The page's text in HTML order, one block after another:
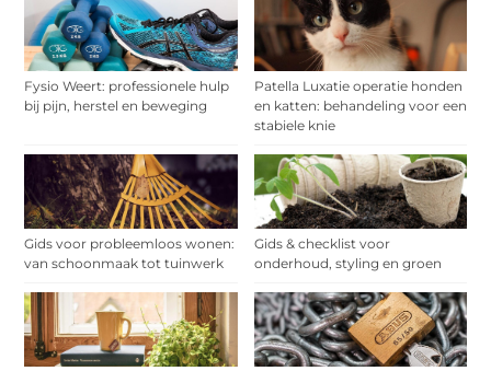
Fysio Weert: professionele hulp
bij pijn, herstel en beweging
Patella Luxatie operatie honden
en katten: behandeling voor een
stabiele knie
Gids voor probleemloos wonen:
van schoonmaak tot tuinwerk
Gids & checklist voor
onderhoud, styling en groen